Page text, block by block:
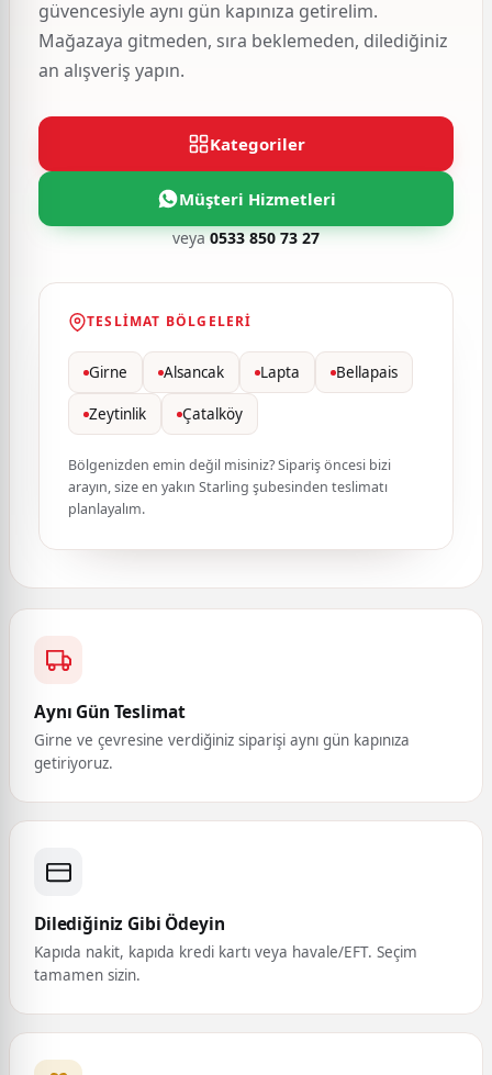
güvencesiyle aynı gün kapınıza getirelim.
Mağazaya gitmeden, sıra beklemeden, dilediğiniz
an alışveriş yapın.
Kategoriler
Müşteri Hizmetleri
veya0533 850 73 27
TESLIMAT BÖLGELERI
Girne Alsancak Lapta Bellapais
Zeytinlik Çatalköy
Bölgenizden emin değil misiniz? Sipariş öncesi bizi
arayın, size en yakın Starling şubesinden teslimatı
planlayalım.
Aynı Gün Teslimat
Girne ve çevresine verdiğiniz siparişi aynı gün kapınıza
getiriyoruz.
Dilediğiniz Gibi Ödeyin
Kapıda nakit, kapıda kredi kartı veya havale/EFT. Seçim
tamamen sizin.